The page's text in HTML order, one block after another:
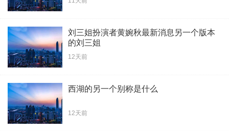
刘三姐扮演者黄婉秋最新消息另一个版本
的刘三姐
12天前
西湖的另一个别称是什么
12天前